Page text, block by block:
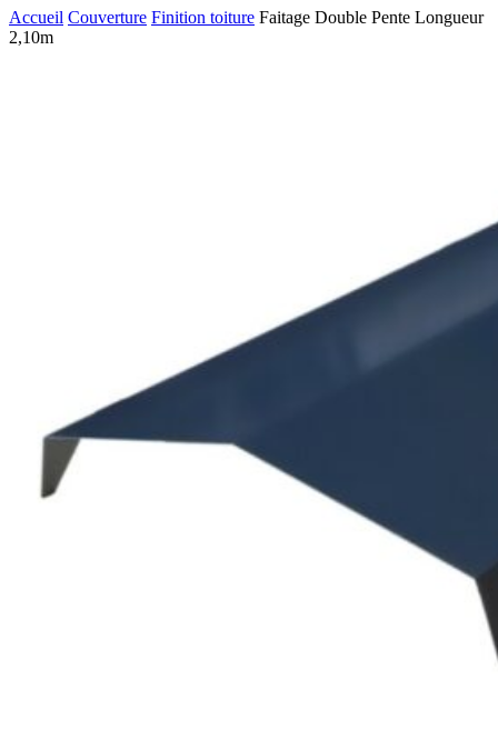
Accueil Couverture Finition toiture Faitage Double Pente Longueur
2,10m